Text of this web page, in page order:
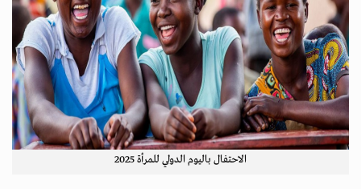
الاحتفال باليوم الدولي للمرأة 2025